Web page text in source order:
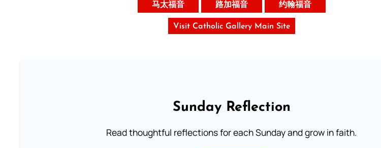
马太福音 路加福音 约翰福音
Visit Catholic Gallery Main Site
Sunday Reflection
Read thoughtful reflections for each Sunday and grow in faith.